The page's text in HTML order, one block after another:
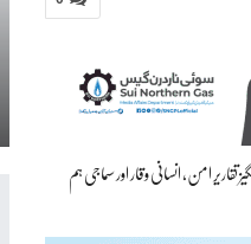
امن، انسانی وقار اور سماجی ہم